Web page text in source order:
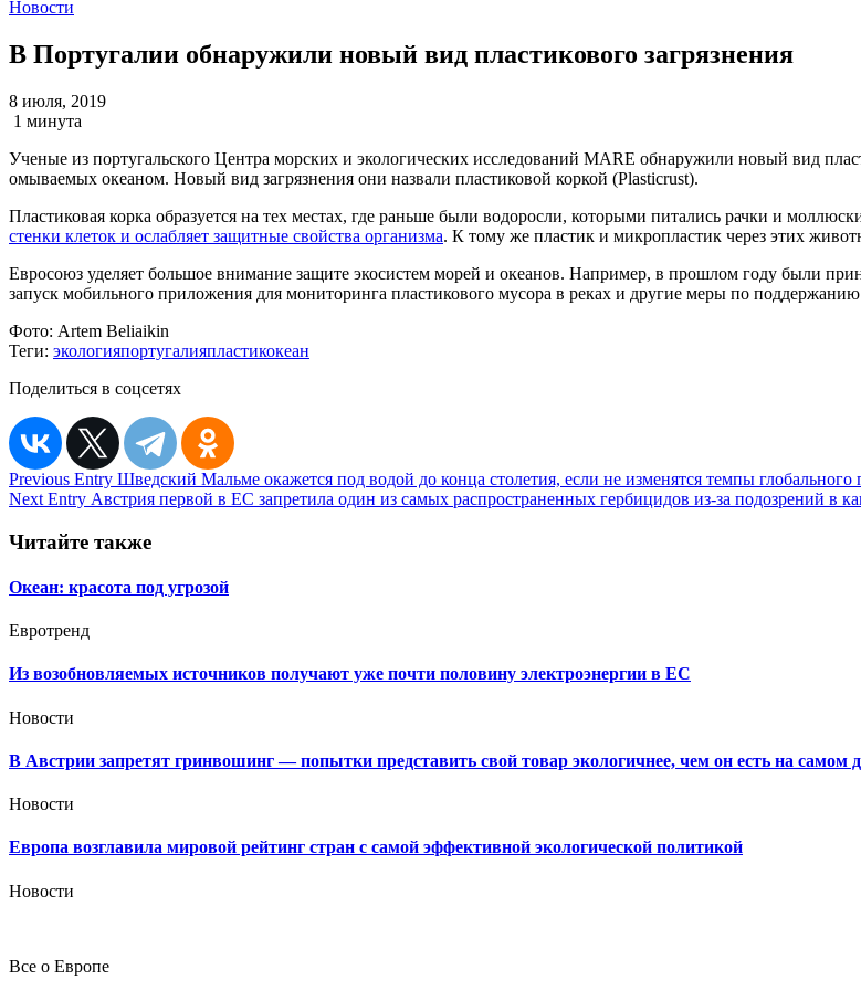
Новости
В Португалии обнаружили новый вид пластикового загрязнения
8 июля, 2019
1 минута
Ученые из португальского Центра морских и экологических исследований MARE обнаружили новый вид
омываемых океаном. Новый вид загрязнения они назвали пластиковой коркой (Plasticrust).
Пластиковая корка образуется на тех местах, где раньше были водоросли, которыми питались рачки и
стенки клеток и ослабляет защитные свойства организма. К тому же пластик и микропластик через этих
Евросоюз уделяет большое внимание защите экосистем морей и океанов. Например, в прошлом году были
запуск мобильного приложения для мониторинга пластикового мусора в реках и другие меры по
Фото: Artem Beliaikin
Теги: экологияпортугалияпластикокеан
Поделиться в соцсетях
Навигация
по
записям
Previous Entry Шведский Мальме окажется под водой до конца столетия, если не изменятся темпы глобального
Next Entry Австрия первой в ЕС запретила один из самых распространенных гербицидов из-за подозрений в
Читайте также
Океан: красота под угрозой
Евротренд
Из возобновляемых источников получают уже почти половину электроэнергии в ЕС
Новости
В Австрии запретят гринвошинг — попытки представить свой товар экологичнее, чем он есть на самом
Новости
Европа возглавила мировой рейтинг стран с самой эффективной экологической политикой
Новости
Все о Европе